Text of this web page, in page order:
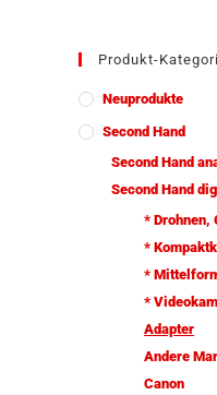
Produkt-
Neuprodukte
Second Hand
Second Hand
Second Hand
* Drohnen,
*
*
*
Adapter
Andere
Canon